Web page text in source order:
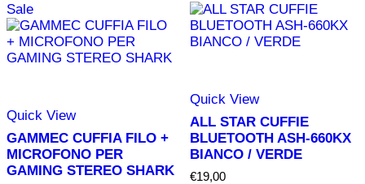
Sale
Quick View
GAMMEC CUFFIA FILO +
MICROFONO PER
GAMING STEREO SHARK
Quick View
ALL STAR CUFFIE
BLUETOOTH ASH-660KX
BIANCO / VERDE
€19,00